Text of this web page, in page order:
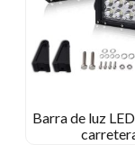
Barra de luz